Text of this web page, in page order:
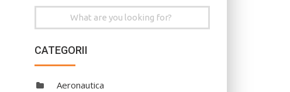
Search
CATEGORII
Aeronautica